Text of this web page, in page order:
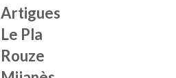
Artigues
Le Pla
Rouze